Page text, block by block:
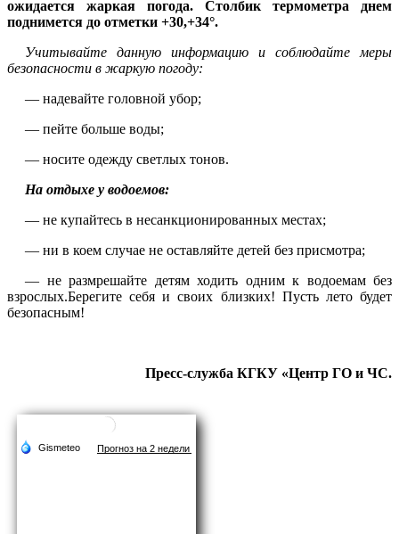
ожидается жаркая погода. Столбик термометра днем
поднимется до отметки +30,+34°.
Учитывайте данную информацию и соблюдайте меры
безопасности в жаркую погоду:
— надевайте головной убор;
— пейте больше воды;
— носите одежду светлых тонов.
На отдыхе у водоемов:
— не купайтесь в несанкционированных местах;
— ни в коем случае не оставляйте детей без присмотра;
— не размрешайте детям ходить одним к водоемам без
взрослых.Берегите себя и своих близких! Пусть лето будет
безопасным!
Пресс-служба КГКУ «Центр ГО и ЧС.